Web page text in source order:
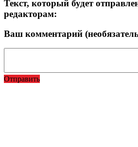
Текст, который будет
редакторам:
Ваш комментарий
Отправить